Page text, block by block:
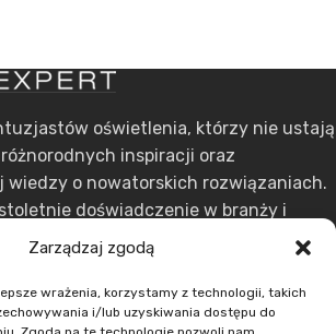
Zarządzaj zgodą
wrażenia, korzystamy z technologii, takich
i/lub uzyskiwania dostępu do
oświetlenia, którzy nie ustają
inspiracji oraz
wiedzy o nowatorskich rozwiązaniach.
doświadczenie w branży i
rozwój.
60-406 Poznań